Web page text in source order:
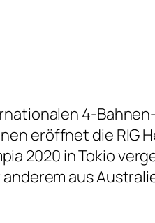
4-
eröffnet die RIG
2020 in Tokio
aus